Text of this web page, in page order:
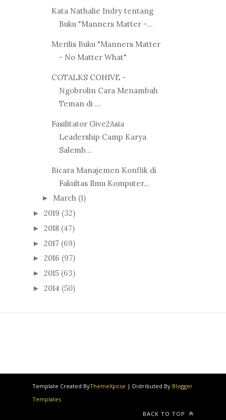
Kata Nathalie Indry tentang
Buku "Manners Matter -...
Merilis Buku "Manners Matter
- No Matter What"
COTALKS COHIVE -
Ngobrolin Cara Menambah
Teman di ...
Fasilitator Give2Asia
Leadership Camp Karya
Salemb...
Bicara Manajemen Konflik di
Fakultas Ilmu Komputer...
► March (1)
► 2019 (32)
► 2018 (47)
► 2017 (69)
► 2016 (97)
► 2015 (63)
► 2014 (50)
Template Created ByThemeXpose | Distributed By Blogger
Templates
BACK TO TOP